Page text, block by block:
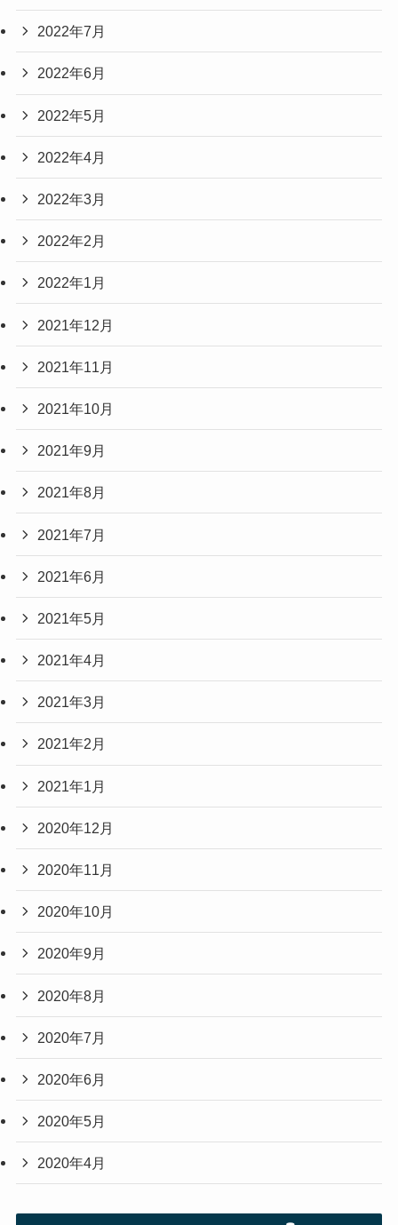
2022年7月
2022年6月
2022年5月
2022年4月
2022年3月
2022年2月
2022年1月
2021年12月
2021年11月
2021年10月
2021年9月
2021年8月
2021年7月
2021年6月
2021年5月
2021年4月
2021年3月
2021年2月
2021年1月
2020年12月
2020年11月
2020年10月
2020年9月
2020年8月
2020年7月
2020年6月
2020年5月
2020年4月